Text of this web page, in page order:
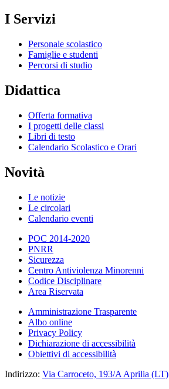
I Servizi
Personale scolastico
Famiglie e studenti
Percorsi di studio
Didattica
Offerta formativa
I progetti delle classi
Libri di testo
Calendario Scolastico e Orari
Novità
Le notizie
Le circolari
Calendario eventi
POC 2014-2020
PNRR
Sicurezza
Centro Antiviolenza Minorenni
Codice Disciplinare
Area Riservata
Amministrazione Trasparente
Albo online
Privacy Policy
Dichiarazione di accessibilità
Obiettivi di accessibilità
Indirizzo: Via Carroceto, 193/A Aprilia (LT)